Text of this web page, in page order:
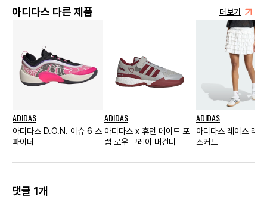
아디다스 다른 제품 더보기
ADIDAS
아디다스 D.O.N. 이슈 6 스
파이더
ADIDAS
아디다스 x 휴먼 메이드 포
럼 로우 그레이 버건디
ADIDAS
아디다스 레이스 러
스커트
댓글 1개